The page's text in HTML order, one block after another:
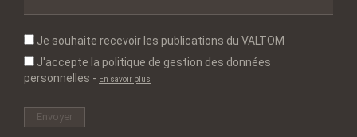
Je souhaite recevoir les publications du VALTOM
J'accepte la politique de gestion des données
personnelles - En savoir plus